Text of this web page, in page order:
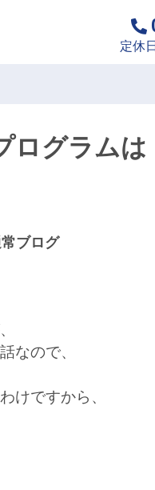
定休
ログラムは
ブログ
なので、
けですから、